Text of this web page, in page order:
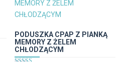
PODUSZKA CPAP Z PIANKĄ
MEMORY Z ŻELEM
CHŁODZĄCYM